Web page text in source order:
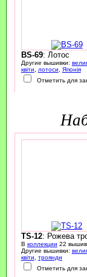
BS-69: Лотос
Другие вышивки:
квіти
лотоси
Японія
Отметить для
TS-12: Рожева
В коллекции 22
Другие вышивки:
квіти
троянди
Отметить для